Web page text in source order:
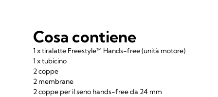
Cosa contiene
1 x tiralatte Freestyle™ Hands-free (unità motore)
1 x tubicino
2 coppe
2 membrane
2 coppe per il seno hands-free da 24 mm